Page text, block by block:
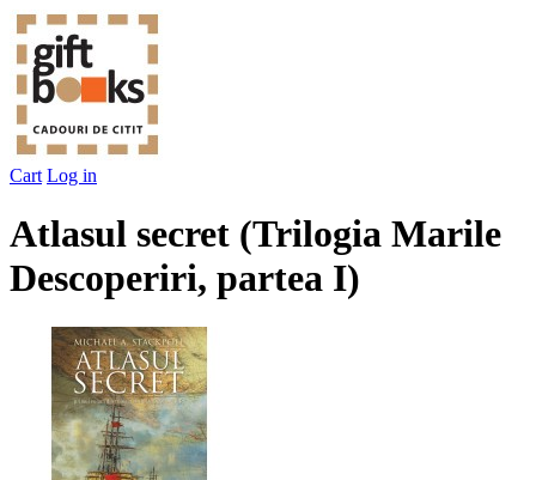
Cart Log in
Atlasul secret (Trilogia Marile
Descoperiri, partea I)